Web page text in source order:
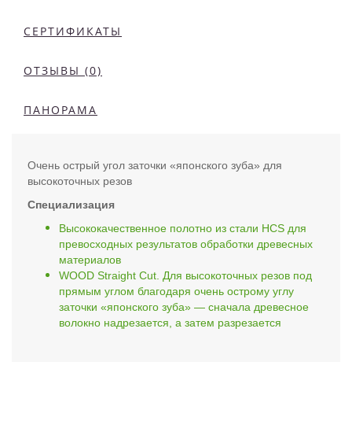
СЕРТИФИКАТЫ
ОТЗЫВЫ (0)
ПАНОРАМА
Очень острый угол заточки «японского зуба» для
высокоточных резов
Специализация
Высококачественное полотно из стали HCS для
превосходных результатов обработки древесных
материалов
WOOD Straight Cut. Для высокоточных резов под
прямым углом благодаря очень острому углу
заточки «японского зуба» — сначала древесное
волокно надрезается, а затем разрезается